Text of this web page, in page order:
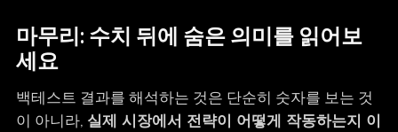
마무리: 수치 뒤에 숨은 의미를 읽어보
세요
백테스트 결과를 해석하는 것은 단순히 숫자를 보는 것
이 아니라, 실제 시장에서 전략이 어떻게 작동하는지 이